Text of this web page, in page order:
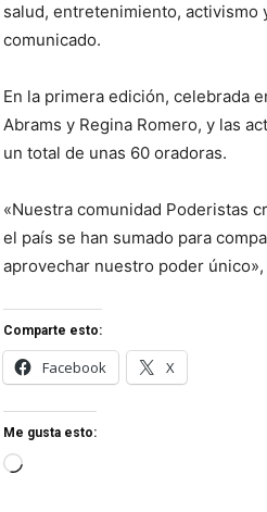
salud, entretenimiento, activismo
comunicado.
En la primera edición, celebrada
Abrams y Regina Romero, y las
un total de unas 60 oradoras.
«Nuestra comunidad Poderistas
el país se han sumado para
aprovechar nuestro poder
Comparte esto:
Facebook X
Me gusta esto:
Cargando...